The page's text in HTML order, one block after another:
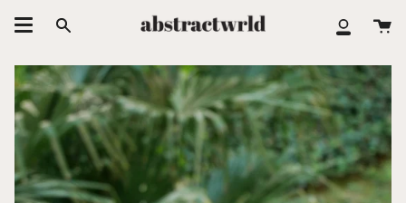
搜
我
账
户
大